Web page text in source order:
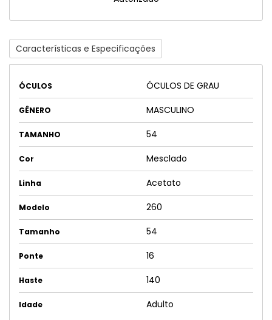
Características e Especificações
ÓCULOS ÓCULOS DE GRAU
GÊNERO MASCULINO
TAMANHO 54
Cor Mesclado
Linha Acetato
Modelo 260
Tamanho 54
Ponte 16
Haste 140
Idade Adulto